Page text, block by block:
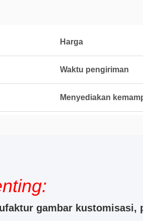
Harga
Waktu pengiriman
Menyediakan
gambar